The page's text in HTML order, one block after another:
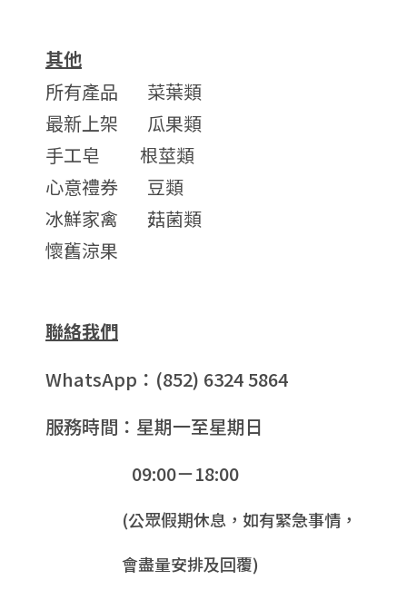
其他
所有產品
菜葉類
最新上架
瓜果類
手工皂
根莖類
心意禮券
豆類
冰鮮家禽
菇菌類
懷舊涼果
聯絡我們
WhatsApp：(852) 6324 5864
服務時間：星期一至星期日
09:00－18:00
(公眾假期休息，如有緊急事情，
會盡量安排及回覆)